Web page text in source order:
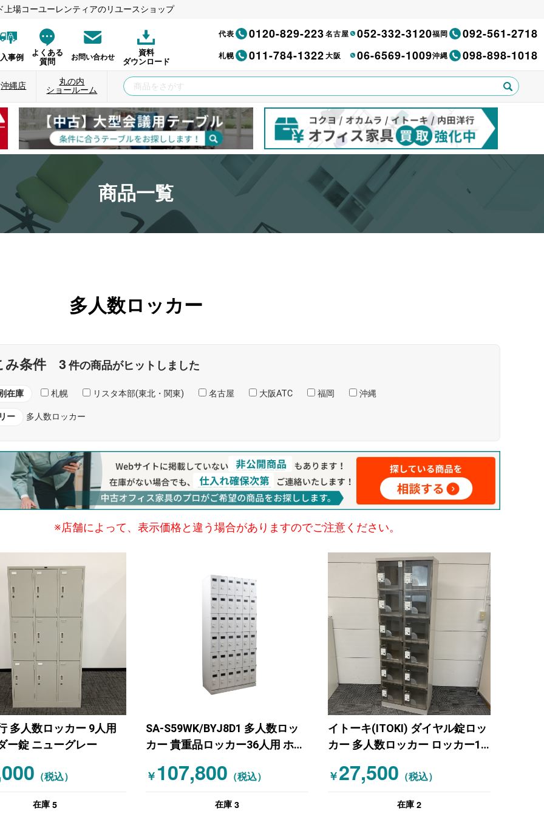
場コーユーレンティアのリユースショップ
事例
よくある
質問
お問い合わせ
資料
ダウンロード
代表 0120-829-223名古屋 052-332-3120福岡 092-561-2718
札幌 011-784-1322大阪 06-6569-1009沖縄 098-898-1018
沖縄店
丸の内
ショールーム
商品一覧
多人数ロッカー
み条件 3 件の商品がヒットしました
在庫 札幌 リスタ本部(東北・関東) 名古屋 大阪ATC 福岡 沖縄
ー 多人数ロッカー
※店舗によって、表示価格と違う場合がありますのでご注意ください。
多人数ロッカー 9人用
ー錠 ニューグレー
（税込）
在庫 5
SA-S59WK/BYJ8D1 多人数ロッ
カー 貴重品ロッカー36人用 ホワ
￥ 107,800 （税込）
在庫 3
イトーキ(ITOKI) ダイヤル錠ロッ
カー 多人数ロッカー ロッカー12
￥27,500 （税込）
在庫 2